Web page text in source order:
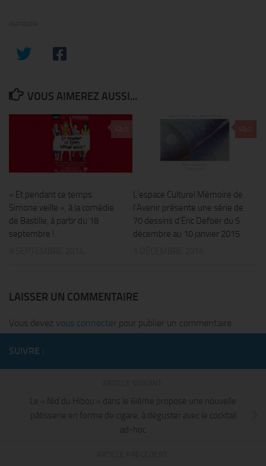
VOUS AIMEREZ AUSSI...
« Et pendant ce temps
Simone veille », à la comédie
de Bastille, à partir du 18
septembre !
L’espace Culturel Mémoire de
l’Avenir présente une série de
70 dessins d’Éric Defoër du 5
décembre au 10 janvier 2015
LAISSER UN COMMENTAIRE
Vous devez vous connecter pour publier un commentaire.
SUIVRE :
Le « Nid du Hibou » dans le 6ième propose une nouvelle
pâtisserie en forme de cigare, à déguster avec le cocktail
ad-hoc